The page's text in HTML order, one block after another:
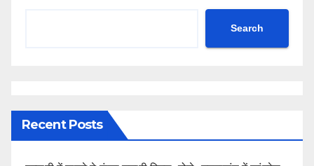
Search
Recent Posts